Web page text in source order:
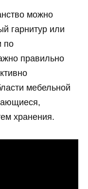
можно
гарнитур или
по
правильно
мебельной
хранения.